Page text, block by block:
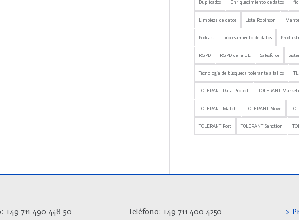
Duplicados Enriquecimiento de datos
Limpieza de datos Lista Robinson
Podcast procesamiento de datos
RGPD RGPD de la UE Salesforce
Tecnología de búsqueda tolerante a fallos
TOLERANT Data Protect TOLERANT
TOLERANT Match TOLERANT Move
TOLERANT Post TOLERANT Sanction
+49 711 490 448 50 Teléfono: +49 711 400 4250 >